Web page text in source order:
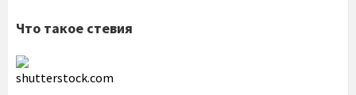
Что такое стевия
shutterstock.com